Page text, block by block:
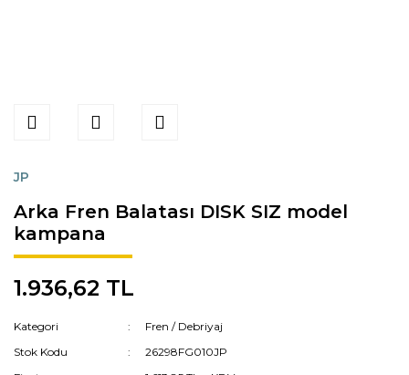
JP
Arka Fren Balatası DISK SIZ model
kampana
1.936,62 TL
Kategori
Fren / Debriyaj
Stok Kodu
26298FG010JP